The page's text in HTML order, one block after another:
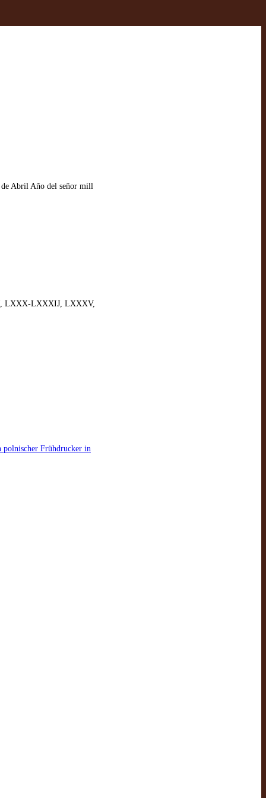
de Abril Año del señor mill
LXXX-LXXXIJ, LXXXV,
polnischer Frühdrucker in